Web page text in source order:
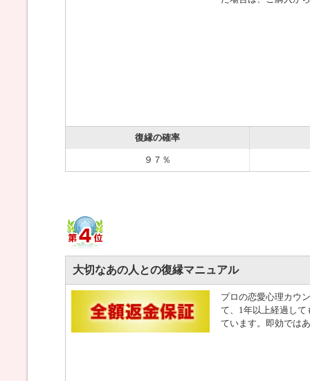
復縁の確率
９７％
大切なあの人との復縁マニュアル
プロの恋愛心理カウ
て、1年以上経過し
ています。即効では